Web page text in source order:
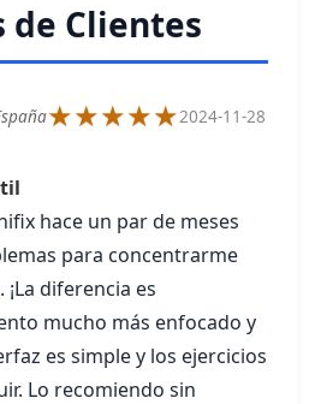
de Clientes
★★★★★2024-11-28
hace un par de meses
para concentrarme
diferencia es
mucho más enfocado y
es simple y los ejercicios
Lo recomiendo sin